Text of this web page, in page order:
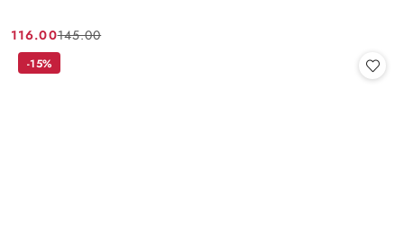
Cena
promocyjna:
116.00
Cena
przed
145.00
-15%